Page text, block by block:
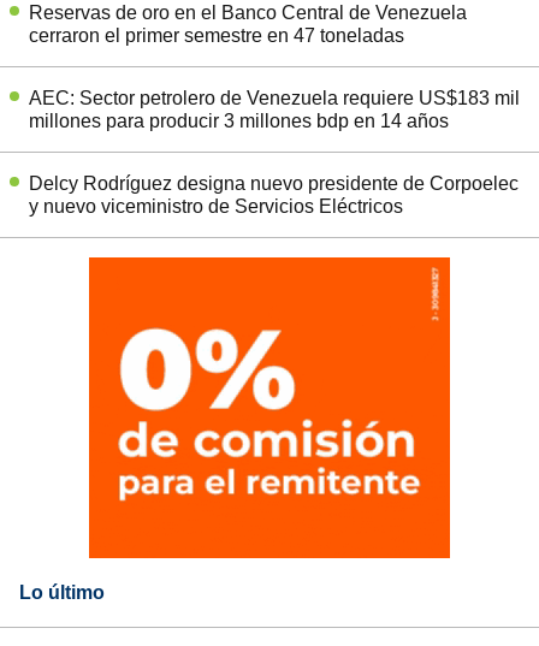
Reservas de oro en el Banco Central de Venezuela
cerraron el primer semestre en 47 toneladas
AEC: Sector petrolero de Venezuela requiere US$183 mil
millones para producir 3 millones bdp en 14 años
Delcy Rodríguez designa nuevo presidente de Corpoelec
y nuevo viceministro de Servicios Eléctricos
Lo último